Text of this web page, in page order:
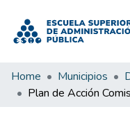
Home Municipios